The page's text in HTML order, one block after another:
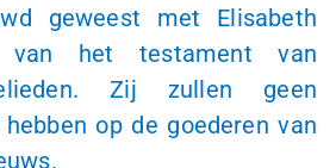
geweest met Elisabeth
van het testament van
Zij zullen geen
op de goederen van